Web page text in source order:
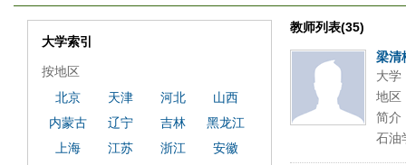
教师列表(35)
梁清
大学
地区
简介
石油
大学索引
按地区
北京
天津 河北
山西
内蒙古
辽宁 吉林
黑龙江
上海
江苏 浙江
安徽